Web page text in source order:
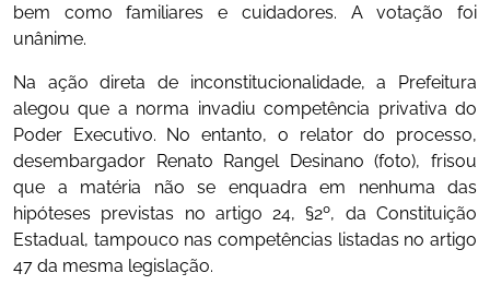
bem como familiares e cuidadores. A votação foi
unânime.
Na ação direta de inconstitucionalidade, a Prefeitura
alegou que a norma invadiu competência privativa do
Poder Executivo. No entanto, o relator do processo,
desembargador Renato Rangel Desinano (foto), frisou
que a matéria não se enquadra em nenhuma das
hipóteses previstas no artigo 24, §2º, da Constituição
Estadual, tampouco nas competências listadas no artigo
47 da mesma legislação.